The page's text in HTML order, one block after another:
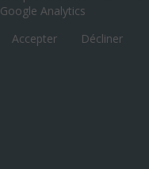
Google Analytics
Accepter
Décliner